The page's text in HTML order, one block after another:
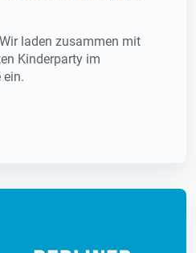
laden zusammen mit
Kinderparty im
ein.